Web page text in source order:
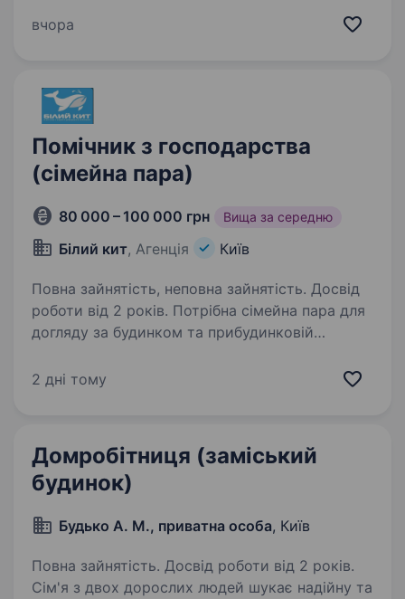
або 1/3 (добова) ЗП 1400 грн/зміна Локація:
вчора
Помічник з господарства
(сімейна пара)
80 000 – 100 000 грн Вища за середню
Білий кит, Агенція Київ
Повна зайнятість, неповна зайнятість. Досвід
роботи від 2 років. Потрібна сімейна пара для
догляду за будинком та прибудинковій
(не Київ) Графік — вахта або з постійним
2 дні тому
Домробітниця (заміський
будинок)
Будько А. М., приватна особа, Київ
Повна зайнятість. Досвід роботи від 2 років.
Сім'я з двох дорослих людей шукає надійну та